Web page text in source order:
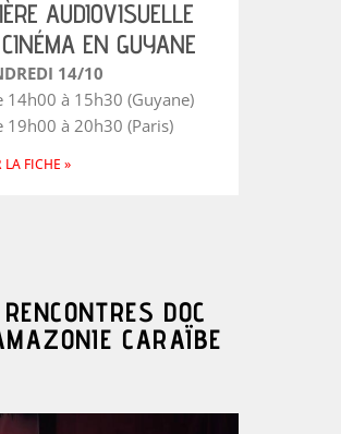
AUDIOVISUELLE
EN GUYANE
14/10
14h00 à 15h30 (Guyane)
19h00 à 20h30 (Paris)
LA FICHE »
RENCONTRES DOC
CARAÏBE